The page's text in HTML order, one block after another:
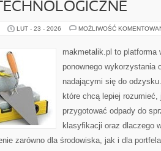
LUT - 23 - 2026 MOŻLIWOŚĆ
makmetalik.pl to platforma
ponownego wykorzystania
nadającymi się do
które chcą lepiej
przygotować odpady do
klasyfikacji oraz dlaczego
zarówno dla środowiska, jak i dla